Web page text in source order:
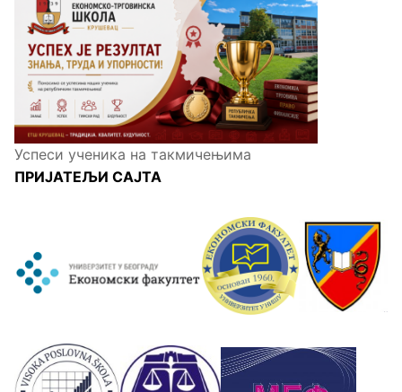
Успеси ученика на такмичењима
ПРИЈАТЕЉИ САЈТА